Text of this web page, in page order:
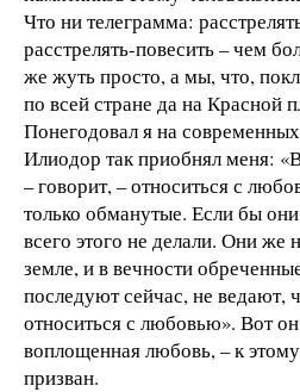
Что ни телеграмма:
расстрелять-повесить – чем
же жуть просто, а мы, что,
по всей стране да на Красной
Понегодовал я на
Илиодор так приобнял меня:
– говорит, – относиться с
только обманутые. Если бы
всего этого не делали. Они же
земле, и в вечности
последуют сейчас, не ведают,
относиться с любовью». Вот
воплощенная любовь, – к
призван.